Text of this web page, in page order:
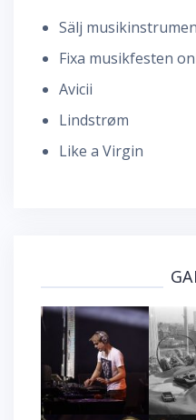
Sälj
Fixa musikfesten
Avicii
Lindstrøm
Like a Virgin